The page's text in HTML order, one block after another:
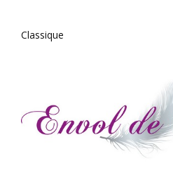
Classique